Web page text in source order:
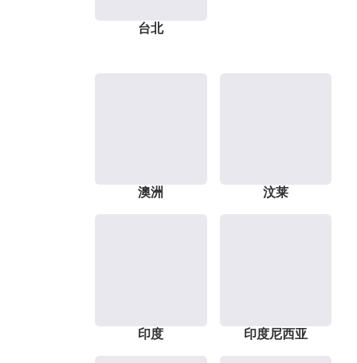
台北
澳洲 汶莱
印度 印度尼西亚